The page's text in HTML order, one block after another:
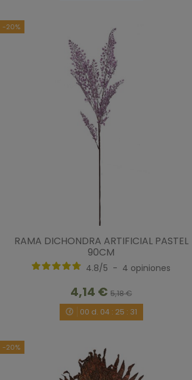
-20%
RAMA DICHONDRA ARTIFICIAL PASTEL
90CM
4.8/5 - 4 opiniones
4,14 €5,18 €
00d. 04: 25: 30
-20%